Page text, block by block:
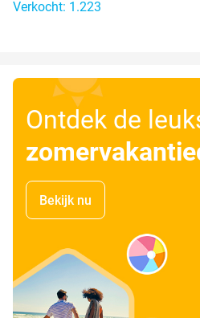
Verkocht: 1.223
Ontdek de
Bekijk nu